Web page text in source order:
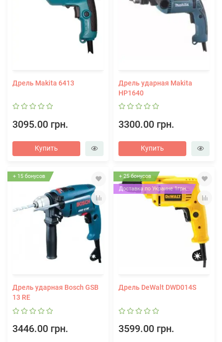
Дрель Makita 6413
3095.00 грн.
Купить
Дрель ударная Makita
HP1640
3300.00 грн.
Купить
+ 15 бонусов
Дрель ударная Bosch GSB
13 RE
3446.00 грн.
+ 25 бонусов
Доставка по Украине 1грн.
Дрель DeWalt DWD014S
3599.00 грн.